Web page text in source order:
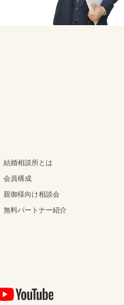
結婚相談所とは
会員構成
親御様向け相談会
無料パートナー紹介